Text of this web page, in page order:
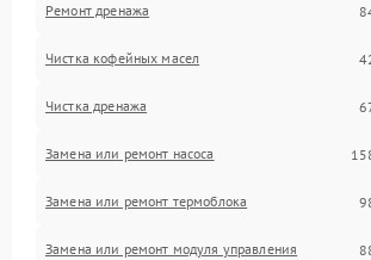
Ремонт дренажа
Чистка кофейных масел
Чистка дренажа
Замена или ремонт насоса
Замена или ремонт термоблока
Замена или ремонт модуля управления